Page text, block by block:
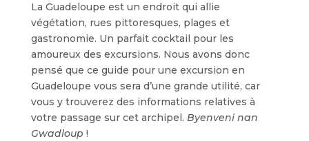
La Guadeloupe est un endroit qui allie
végétation, rues pittoresques, plages et
gastronomie. Un parfait cocktail pour les
amoureux des excursions. Nous avons donc
pensé que ce guide pour une excursion en
Guadeloupe vous sera d’une grande utilité, car
vous y trouverez des informations relatives à
votre passage sur cet archipel. Byenveni nan
Gwadloup !